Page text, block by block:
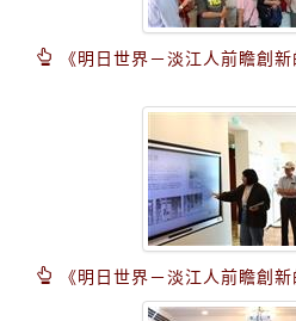
《明日世界－淡江人前瞻創
《明日世界－淡江人前瞻創